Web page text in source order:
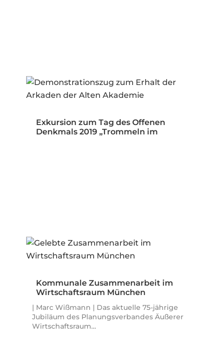
Exkursion zum Tag des Offenen
Denkmals 2019 „Trommeln im
Kommunale Zusammenarbeit im
Wirtschaftsraum München
| Marc Wißmann | Das aktuelle 75-jährige
Jubiläum des Planungsverbandes Äußerer
Wirtschaftsraum…